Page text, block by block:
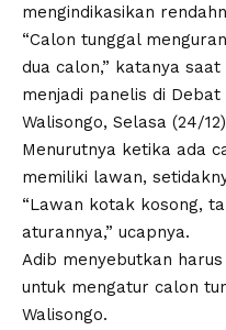
mengindikasikan
“Calon tunggal
dua calon,” katanya
menjadi panelis di Debat
Walisongo, Selasa (24/
Menurutnya ketika ada
memiliki lawan,
“Lawan kotak kosong,
aturannya,” ucapnya.
Adib menyebutkan
untuk mengatur calon
Walisongo.